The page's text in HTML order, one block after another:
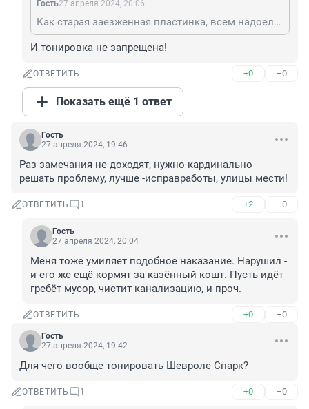
Гость27 апреля 2024, 20:06
Как старая заезженная пластинка, всем надоела. А в Америке и Эмиратах, Канаде, Японии, и прочих "оплотах" демократии, ничего не тонет, не горит, ну никогда.
И тонировка не запрещена!
ОТВЕТИТЬ +0 –0
Показать ещё 1 ответ
Гость
27 апреля 2024, 19:46
Раз замечания не доходят, нужно кардинально
решать проблему, лучше -исправработы, улицы мести!
ОТВЕТИТЬ 1 +2 –0
Гость
27 апреля 2024, 20:04
Меня тоже умиляет подобное наказание. Нарушил -
и его же ещё кормят за казённый кошт. Пусть идёт
гребёт мусор, чистит канализацию, и проч.
ОТВЕТИТЬ +0 –0
Гость
27 апреля 2024, 19:42
Для чего вообще тонировать Шевроле Спарк?
ОТВЕТИТЬ 1 +0 –0